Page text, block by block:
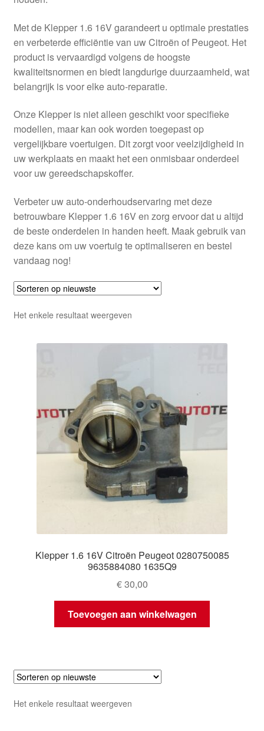
Levering
Mijn account
Privacybeleid
Wereldwijde verzending
Winkelwagen
Met de Klepper 1.6 16V garandeert u optimale prestaties
en verbeterde efficiëntie van uw Citroën of Peugeot. Het
product is vervaardigd volgens de hoogste
kwaliteitsnormen en biedt langdurige duurzaamheid, wat
belangrijk is voor elke auto-reparatie.
Onze Klepper is niet alleen geschikt voor specifieke
modellen, maar kan ook worden toegepast op
vergelijkbare voertuigen. Dit zorgt voor veelzijdigheid in
uw werkplaats en maakt het een onmisbaar onderdeel
voor uw gereedschapskoffer.
Verbeter uw auto-onderhoudservaring met deze
betrouwbare Klepper 1.6 16V en zorg ervoor dat u altijd
de beste onderdelen in handen heeft. Maak gebruik van
deze kans om uw voertuig te optimaliseren en bestel
vandaag nog!
Het enkele resultaat weergeven
Klepper 1.6 16V Citroën Peugeot 0280750085
9635884080 1635Q9
€30,00
Toevoegen aan winkelwagen
Het enkele resultaat weergeven